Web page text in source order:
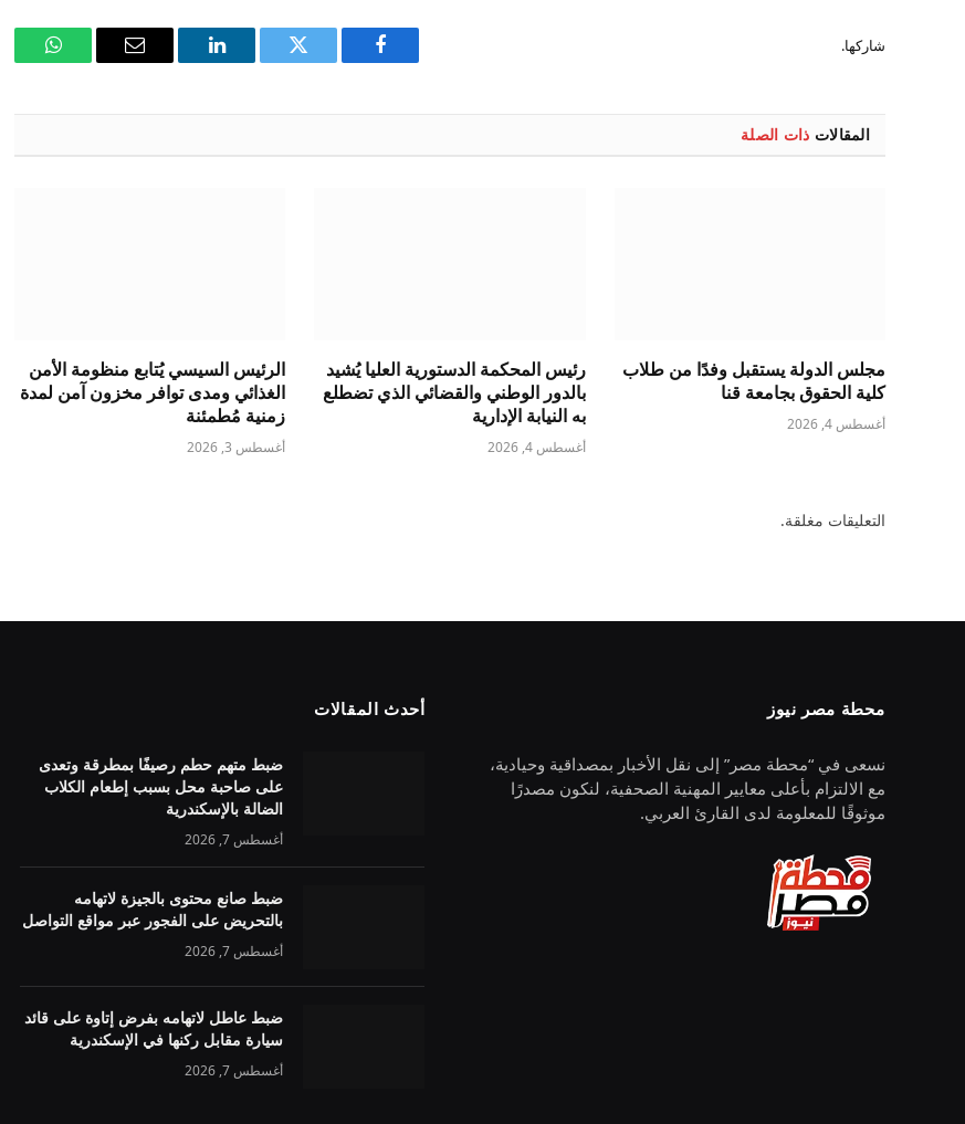
شاركها.
فيسبوك
تويتر لينكدإن
البريد
واتساب
المقالات ذات الصلة
مجلس الدولة يستقبل وفدًا من طلاب
كلية الحقوق بجامعة قنا
أغسطس 4, 2026
رئيس المحكمة الدستورية العليا يُشيد
بالدور الوطني والقضائي الذي تضطلع
به النيابة الإدارية
أغسطس 4, 2026
الرئيس السيسي يُتابع منظومة الأمن
الغذائي ومدى توافر مخزون آمن لمدة
زمنية مُطمئنة
أغسطس 3, 2026
التعليقات مغلقة.
محطة مصر نيوز
نسعى في “محطة مصر” إلى نقل الأخبار بمصداقية وحيادية،
مع الالتزام بأعلى معايير المهنية الصحفية، لنكون مصدرًا
موثوقًا للمعلومة لدى القارئ العربي.
أحدث المقالات
ضبط متهم حطم رصيفًا بمطرقة وتعدى
على صاحبة محل بسبب إطعام الكلاب
الضالة بالإسكندرية
أغسطس 7, 2026
ضبط صانع محتوى بالجيزة لاتهامه
بالتحريض على الفجور عبر مواقع التواصل
أغسطس 7, 2026
ضبط عاطل لاتهامه بفرض إتاوة على قائد
سيارة مقابل ركنها في الإسكندرية
أغسطس 7, 2026